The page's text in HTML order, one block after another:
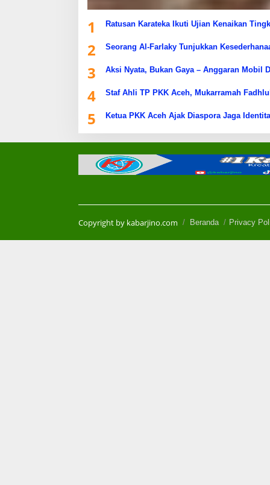
1 Ratusan Karateka Ikuti Ujian Kenaikan
2 Seorang Al-Farlaky Tunjukkan
3 Aksi Nyata, Bukan Gaya – Anggaran Mobil
4 Staf Ahli TP PKK Aceh, Mukarramah
5 Ketua PKK Aceh Ajak Diaspora Jaga
Copyright by kabarjino.com Beranda Privacy